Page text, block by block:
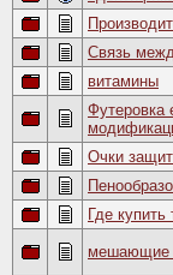
Связь
витамины
Футеровка
Очки
Где
мешающие